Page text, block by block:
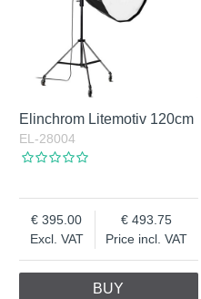
Elinchrom Litemotiv 120cm
EL-28004
Excl. VAT
395.00
Price incl. VAT
493.75
BUY